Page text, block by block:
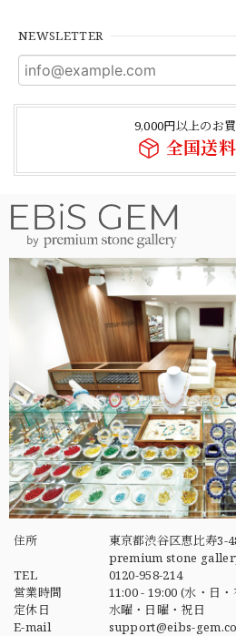
NEWSLETTER
9,000円以上のお
全国送
住所
東京都渋谷区恵比寿3-
premium stone
TEL
0120-958-214
営業時間
11:00 - 19:00 (水・日
定休日
水曜・日曜・祝日
E-mail
support@eibs-